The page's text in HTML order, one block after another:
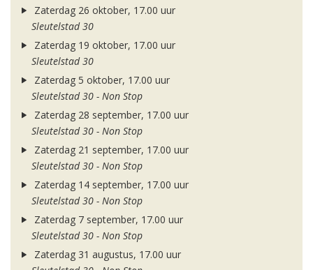
Zaterdag 26 oktober, 17.00 uur
Sleutelstad 30
Zaterdag 19 oktober, 17.00 uur
Sleutelstad 30
Zaterdag 5 oktober, 17.00 uur
Sleutelstad 30 - Non Stop
Zaterdag 28 september, 17.00 uur
Sleutelstad 30 - Non Stop
Zaterdag 21 september, 17.00 uur
Sleutelstad 30 - Non Stop
Zaterdag 14 september, 17.00 uur
Sleutelstad 30 - Non Stop
Zaterdag 7 september, 17.00 uur
Sleutelstad 30 - Non Stop
Zaterdag 31 augustus, 17.00 uur